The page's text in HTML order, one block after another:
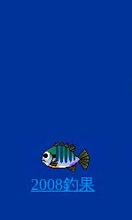
2008釣果